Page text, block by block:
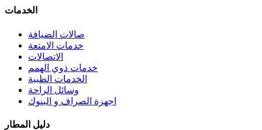
الخدمات
صالات الضيافة
خدمات الامتعة
الاتصالات
خدمات ذوي الهمم
الخدمات الطبية
وسائل الراحة
اجهزة الصراف و البنوك
دليل المطار